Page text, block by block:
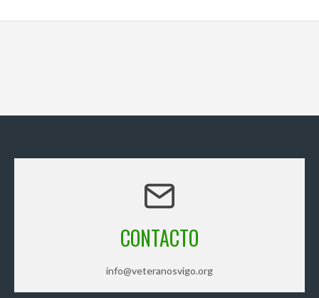
CONTACTO
info@veteranosvigo.org